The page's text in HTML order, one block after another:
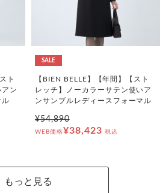
ト
ン
ル
SALE
【BIEN BELLE】【年間】【スト
レッチ】ノーカラーサテン使いア
ンサンブルレディースフォーマル
¥54,890
WEB価格¥38,423 税込
もっと見る